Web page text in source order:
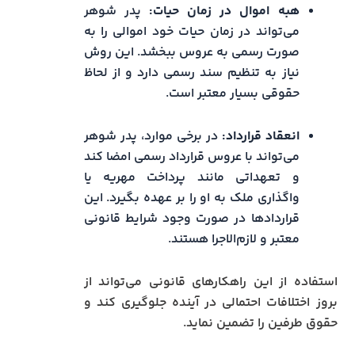
هبه اموال در زمان حیات: پدر شوهر
می‌تواند در زمان حیات خود اموالی را به
صورت رسمی به عروس ببخشد. این روش
نیاز به تنظیم سند رسمی دارد و از لحاظ
حقوقی بسیار معتبر است.
انعقاد قرارداد: در برخی موارد، پدر شوهر
می‌تواند با عروس قرارداد رسمی امضا کند
و تعهداتی مانند پرداخت مهریه یا
واگذاری ملک به او را بر عهده بگیرد. این
قراردادها در صورت وجود شرایط قانونی
معتبر و لازم‌الاجرا هستند.
استفاده از این راهکارهای قانونی می‌تواند از
بروز اختلافات احتمالی در آینده جلوگیری کند و
حقوق طرفین را تضمین نماید.